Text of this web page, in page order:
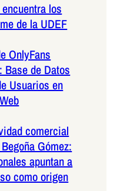
los
de la UDEF
OnlyFans
Base de Datos
Usuarios en
comercial
Gómez:
apuntan a
como origen